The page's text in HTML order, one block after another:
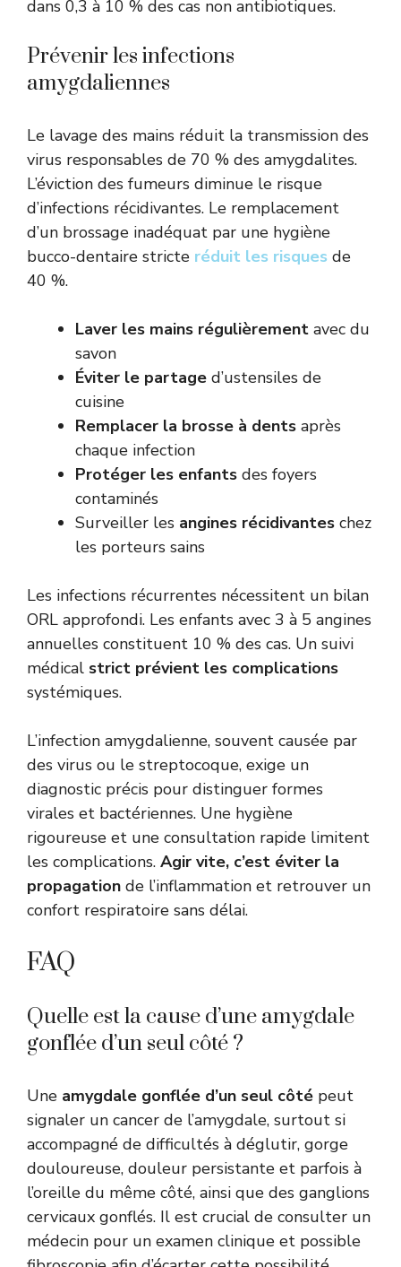
dans 0,3 à 10 % des cas non antibiotiques.
Prévenir les infections
amygdaliennes
Le lavage des mains réduit la transmission des
virus responsables de 70 % des amygdalites.
L’éviction des fumeurs diminue le risque
d’infections récidivantes. Le remplacement
d’un brossage inadéquat par une hygiène
bucco-dentaire stricte réduit les risques de
40 %.
Laver les mains régulièrement avec du
savon
Éviter le partage d’ustensiles de
cuisine
Remplacer la brosse à dents après
chaque infection
Protéger les enfants des foyers
contaminés
Surveiller les angines récidivantes chez
les porteurs sains
Les infections récurrentes nécessitent un bilan
ORL approfondi. Les enfants avec 3 à 5 angines
annuelles constituent 10 % des cas. Un suivi
médical strict prévient les complications
systémiques.
L’infection amygdalienne, souvent causée par
des virus ou le streptocoque, exige un
diagnostic précis pour distinguer formes
virales et bactériennes. Une hygiène
rigoureuse et une consultation rapide limitent
les complications. Agir vite, c’est éviter la
propagation de l’inflammation et retrouver un
confort respiratoire sans délai.
FAQ
Quelle est la cause d’une amygdale
gonflée d’un seul côté ?
Une amygdale gonflée d’un seul côté peut
signaler un cancer de l’amygdale, surtout si
accompagné de difficultés à déglutir, gorge
douloureuse, douleur persistante et parfois à
l’oreille du même côté, ainsi que des ganglions
cervicaux gonflés. Il est crucial de consulter un
médecin pour un examen clinique et possible